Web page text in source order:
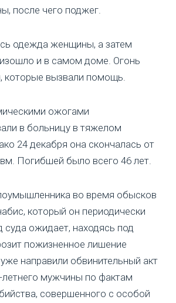
после чего поджег.
одежда женщины, а затем
и в самом доме. Огонь
которые вызвали помощь.
ожогами
в больницу в тяжелом
24 декабря она скончалась от
Погибшей было всего 46 лет.
во время обысков
который он периодически
суда ожидает, находясь под
пожизненное лишение
направили обвинительный акт
мужчины по фактам
совершенного с особой